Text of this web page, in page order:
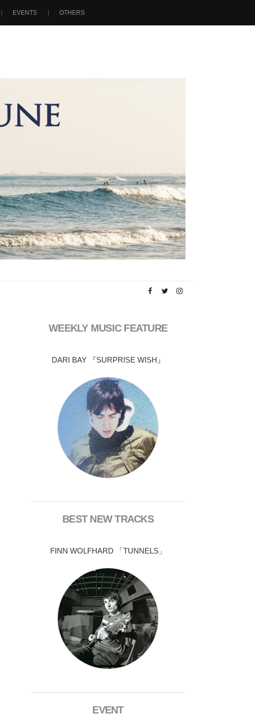
EVENTS OTHERS
WEEKLY MUSIC FEATURE
DARI BAY 『SURPRISE WISH』
BEST NEW TRACKS
FINN WOLFHARD 「TUNNELS」
EVENT